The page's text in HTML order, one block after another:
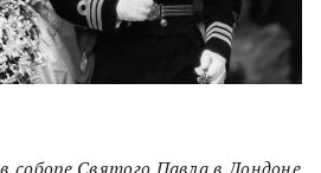
соборе Святого Павла в Лондоне